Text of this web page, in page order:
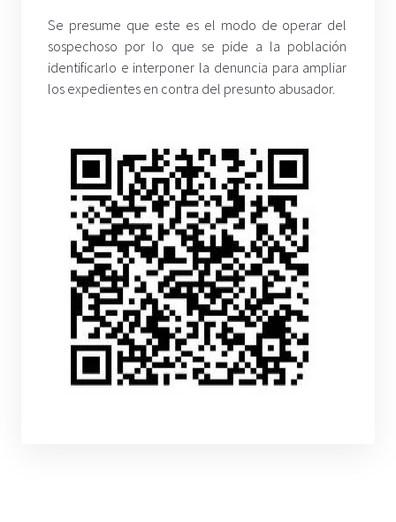
Se presume que este es el modo de operar del
sospechoso por lo que se pide a la población
identificarlo e interponer la denuncia para ampliar
los expedientes en contra del presunto abusador.